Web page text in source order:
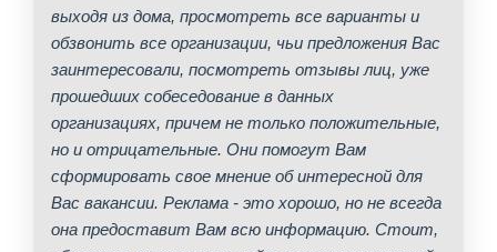
выходя из дома, просмотреть все варианты и
обзвонить все организации, чьи предложения Вас
заинтересовали, посмотреть отзывы лиц, уже
прошедших собеседование в данных
организациях, причем не только положительные,
но и отрицательные. Они помогут Вам
сформировать свое мнение об интересной для
Вас вакансии. Реклама - это хорошо, но не всегда
она предоставит Вам всю информацию. Стоит,